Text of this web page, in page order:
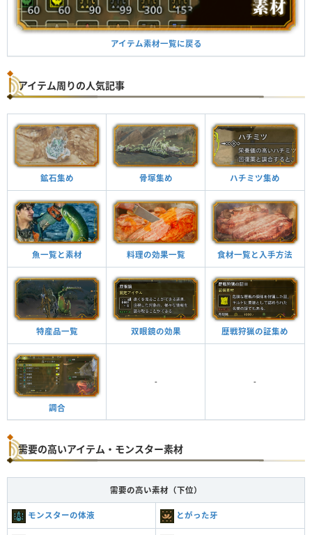
アイテム素材一覧に戻る
アイテム周りの人気記事
鉱石集め 骨塚集め ハチミツ集め
魚一覧と素材 料理の効果一覧 食材一覧と入手方法
特産品一覧 双眼鏡の効果 歴戦狩猟の証集め
調合
- -
需要の高いアイテム・モンスター素材
需要の高い素材（下位）
モンスターの体液 とがった牙